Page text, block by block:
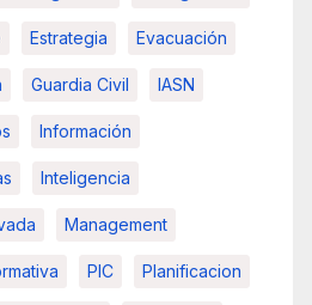
Estrategia Evacuación
Guardia Civil IASN
Información
Inteligencia
Management
PIC Planificacion